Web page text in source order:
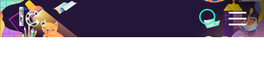
Illustratörcentrum